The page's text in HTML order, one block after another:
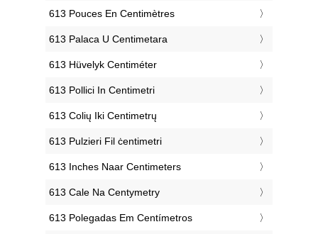
‎613 Pouces En Centimètres
‎613 Palaca U Centimetara
‎613 Hüvelyk Centiméter
‎613 Pollici In Centimetri
‎613 Colių Iki Centimetrų
‎613 Pulzieri Fil ċentimetri
‎613 Inches Naar Centimeters
‎613 Cale Na Centymetry
‎613 Polegadas Em Centímetros